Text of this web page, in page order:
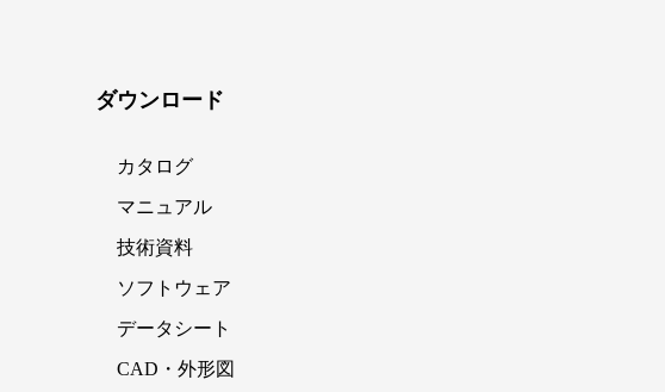
ダウンロード
カタログ
マニュアル
技術資料
ソフトウェア
データシート
CAD・外形図